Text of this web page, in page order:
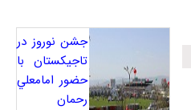
جشن نوروز در
تاجيکستان با
حضور امامعلي
رحمان